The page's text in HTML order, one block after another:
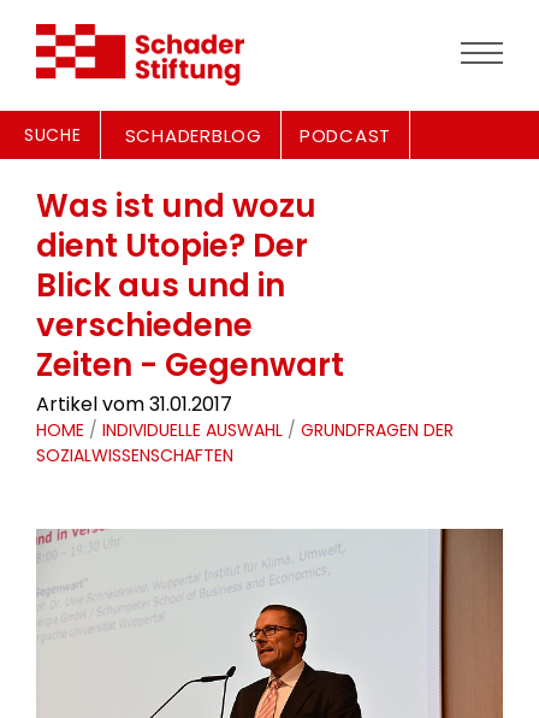
SUCHE SCHADERBLOG PODCAST
Was ist und wozu
dient Utopie? Der
Blick aus und in
verschiedene
Zeiten - Gegenwart
Artikel vom 31.01.2017
HOME / INDIVIDUELLE AUSWAHL / GRUNDFRAGEN DER
SOZIALWISSENSCHAFTEN